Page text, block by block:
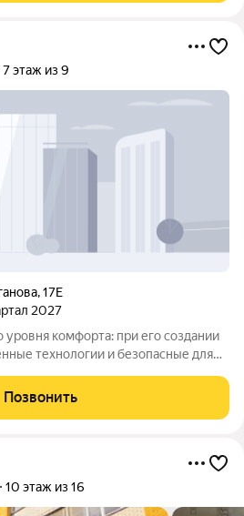
7 этаж из 9
,17Е
2027
комфорта: при его создании
технологии и безопасные для
есть школы и
Позвонить
10 этаж из 16